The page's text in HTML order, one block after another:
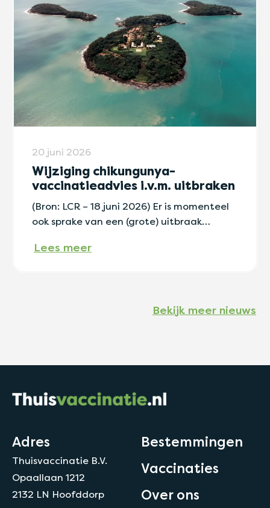
20 juni 2026
Wijziging chikungunya-
vaccinatieadvies i.v.m. uitbraken
(Bron: LCR – 18 juni 2026) Er is momenteel
ook sprake van een (grote) uitbraak…
Lees meer
Bekijk meer nieuws
Adres
Thuisvaccinatie B.V.
Opaallaan 1212
2132 LN Hoofddorp
Bestemmingen
Vaccinaties
Over ons